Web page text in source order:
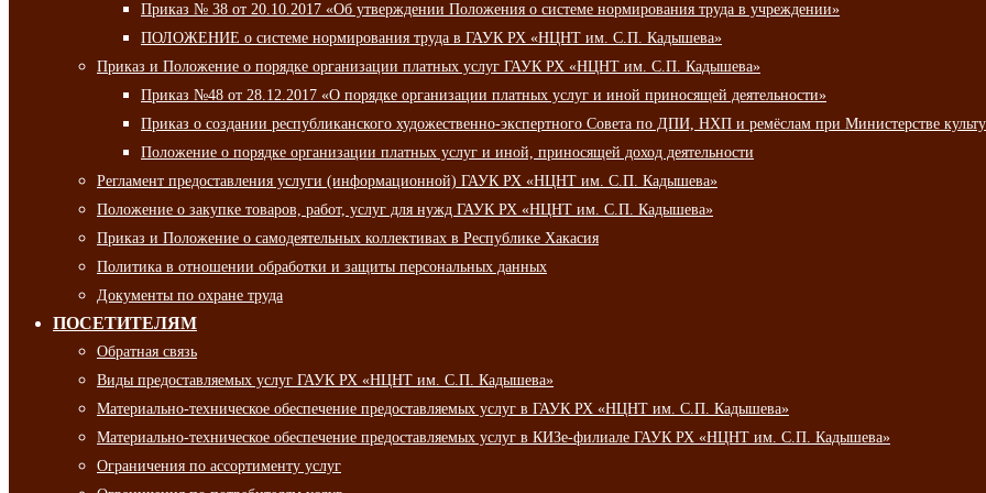
Приказ № 38 от 20.10.2017 «Об утверждении Положения о системе нормирования труда в учреждении»
ПОЛОЖЕНИЕ о системе нормирования труда в ГАУК РХ «НЦНТ им. С.П. Кадышева»
Приказ и Положение о порядке организации платных услуг ГАУК РХ «НЦНТ им. С.П. Кадышева»
Приказ №48 от 28.12.2017 «О порядке организации платных услуг и иной приносящей деятельности»
Приказ о создании республиканского художественно-экспертного Совета по ДПИ, НХП и ремёслам при Министерстве
Положение о порядке организации платных услуг и иной, приносящей доход деятельности
Регламент предоставления услуги (информационной) ГАУК РХ «НЦНТ им. С.П. Кадышева»
Положение о закупке товаров, работ, услуг для нужд ГАУК РХ «НЦНТ им. С.П. Кадышева»
Приказ и Положение о самодеятельных коллективах в Республике Хакасия
Политика в отношении обработки и защиты персональных данных
Документы по охране труда
ПОСЕТИТЕЛЯМ
Обратная связь
Виды предоставляемых услуг ГАУК РХ «НЦНТ им. С.П. Кадышева»
Материально-техническое обеспечение предоставляемых услуг в ГАУК РХ «НЦНТ им. С.П. Кадышева»
Материально-техническое обеспечение предоставляемых услуг в КИЗе-филиале ГАУК РХ «НЦНТ им. С.П. Кадышева»
Ограничения по ассортименту услуг